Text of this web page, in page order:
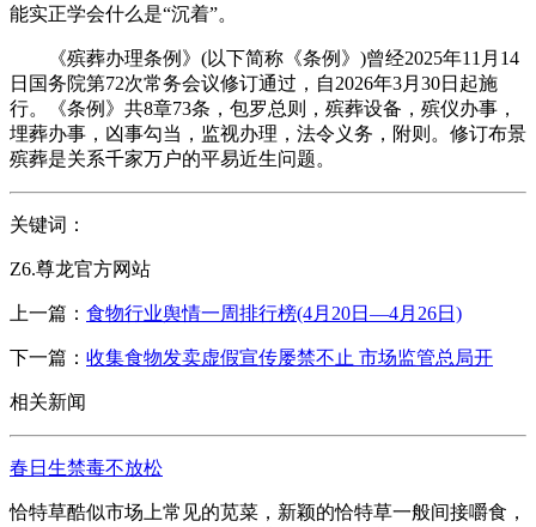
能实正学会什么是“沉着”。
《殡葬办理条例》(以下简称《条例》)曾经2025年11月14
日国务院第72次常务会议修订通过，自2026年3月30日起施
行。《条例》共8章73条，包罗总则，殡葬设备，殡仪办事，
埋葬办事，凶事勾当，监视办理，法令义务，附则。修订布景
殡葬是关系千家万户的平易近生问题。
关键词：
Z6.尊龙官方网站
上一篇： 食物行业舆情一周排行榜(4月20日—4月26日)
下一篇： 收集食物发卖虚假宣传屡禁不止 市场监管总局开
相关新闻
春日生禁毒不放松
恰特草酷似市场上常见的苋菜，新颖的恰特草一般间接嚼食，